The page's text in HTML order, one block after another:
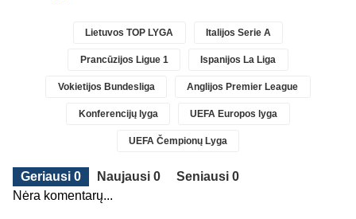
Lietuvos TOP LYGA Italijos Serie A
Prancūzijos Ligue 1 Ispanijos La Liga
Vokietijos Bundesliga Anglijos Premier League
Konferencijų lyga UEFA Europos lyga
UEFA Čempionų Lyga
Geriausi 0 Naujausi 0
Seniausi 0
Nėra komentarų...